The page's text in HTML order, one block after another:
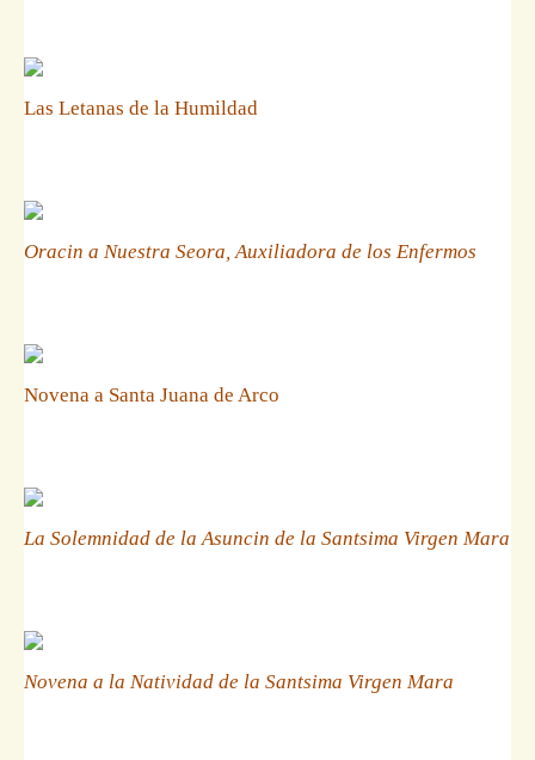
Las Letanas de la Humildad
Oracin a Nuestra Seora, Auxiliadora de los Enfermos
Novena a Santa Juana de Arco
La Solemnidad de la Asuncin de la Santsima Virgen Mara
Novena a la Natividad de la Santsima Virgen Mara